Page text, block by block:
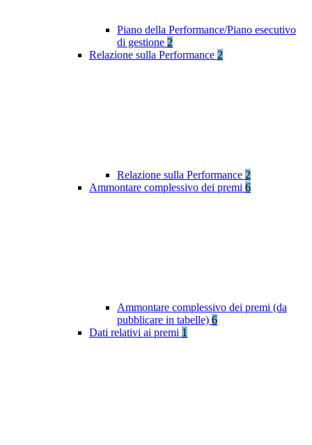
Piano della Performance/Piano esecutivo
di gestione 2
Relazione sulla Performance 2
Relazione sulla Performance 2
Ammontare complessivo dei premi 6
Ammontare complessivo dei premi (da
pubblicare in tabelle) 6
Dati relativi ai premi 1